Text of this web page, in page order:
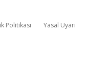
Politikası Yasal Uyarı